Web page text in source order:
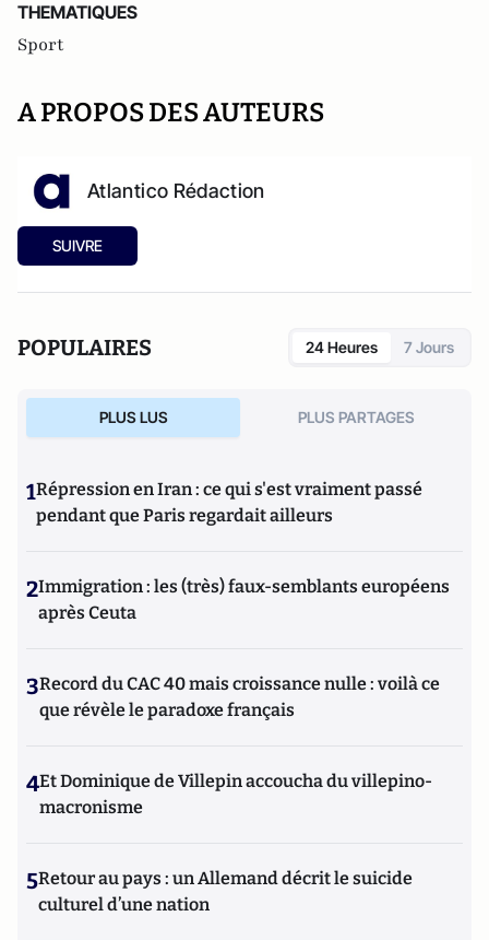
THEMATIQUES
Sport
A PROPOS DES AUTEURS
Atlantico Rédaction
SUIVRE
POPULAIRES 24 Heures 7 Jours
PLUS LUS PLUS PARTAGES
1Répression en Iran : ce qui s'est vraiment passé
pendant que Paris regardait ailleurs
2Immigration : les (très) faux-semblants européens
après Ceuta
3Record du CAC 40 mais croissance nulle : voilà ce
que révèle le paradoxe français
4Et Dominique de Villepin accoucha du villepino-
macronisme
5Retour au pays : un Allemand décrit le suicide
culturel d’une nation